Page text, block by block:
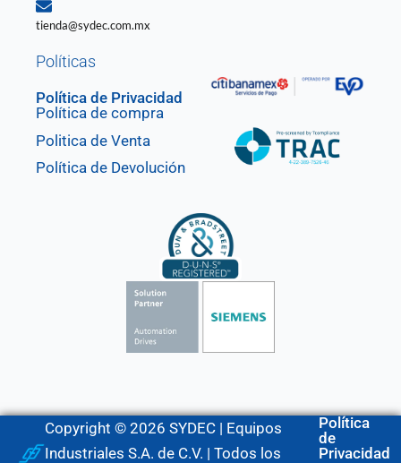
tienda@sydec.com.mx
Políticas
Política de Privacidad
Política de compra
Politica de Venta
Política de Devolución
Copyright © 2026 SYDEC | Equipos
Industriales S.A. de C.V. | Todos los
Política
de
Privacidad